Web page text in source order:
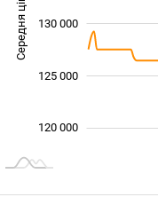
Середня ціна 122 000
120 000
130 000
125 000